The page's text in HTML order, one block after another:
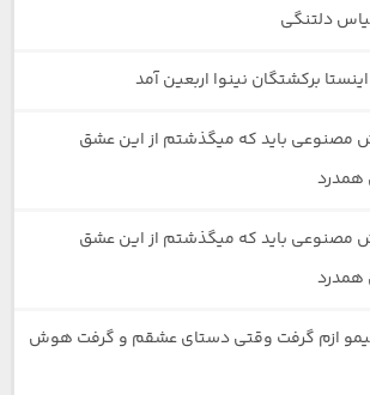
دلتنگی
برکشتگان نینوا اربعین آمد
مصنوعی باید که میگذشتم از این عشق
مصنوعی باید که میگذشتم از این عشق
ازم گرفت وقتی دستای عشقم و گرفت هوش